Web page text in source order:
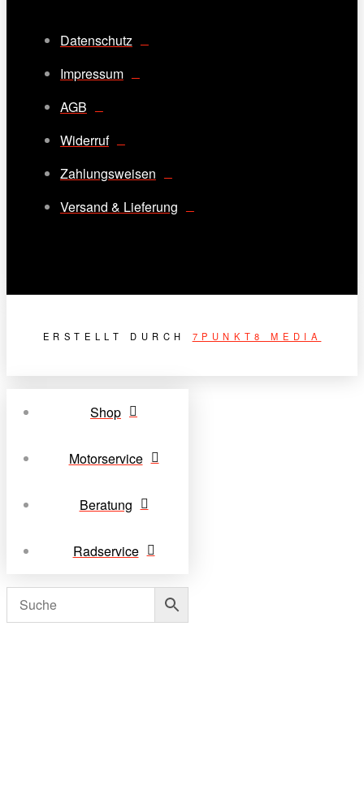
Datenschutz
Impressum
AGB
Widerruf
Zahlungsweisen
Versand & Lieferung
ERSTELLT DURCH 7PUNKT8 MEDIA
Radservice
Beratung
Motorservice
Shop